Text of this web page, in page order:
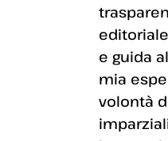
e guida
mia
volontà